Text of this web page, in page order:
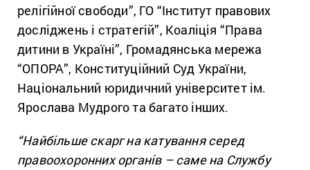
релігійної свободи”, ГО “Інститут правових
досліджень і стратегій”, Коаліція “Права
дитини в Україні”, Громадянська мережа
“ОПОРА”, Конституційний Суд України,
Національний юридичний університет ім.
Ярослава Мудрого та багато інших.
“Найбільше скарг на катування серед
правоохоронних органів – саме на Службу